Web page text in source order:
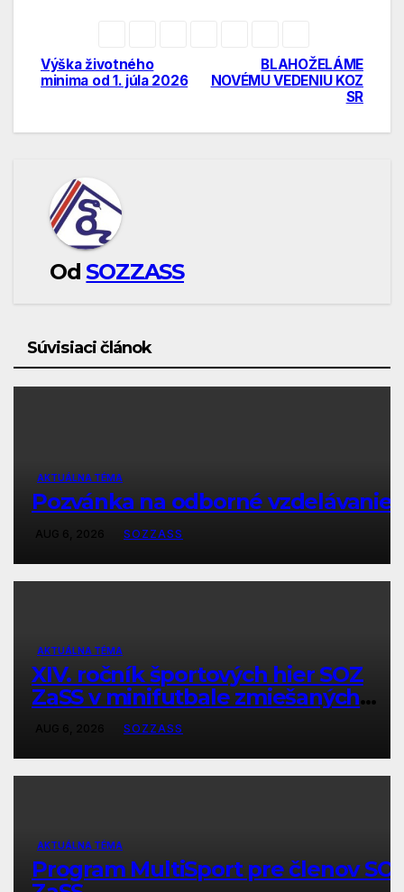
Navigácia
BLAHOŽELÁME
NOVÉMU VEDENIU KOZ
SR
Výška životného
minima od 1. júla 2026
OdSOZZASS
Súvisiaci článok
AKTUÁLNA TÉMA
Pozvánka na odborné vzdelávanie
AUG 6, 2026 SOZZASS
AKTUÁLNA TÉMA
XIV. ročník športových hier SOZ
ZaSS v minifutbale zmiešaných
družstievSOZZASS
AKTUÁLNA TÉMA
Program MultiSport pre členov